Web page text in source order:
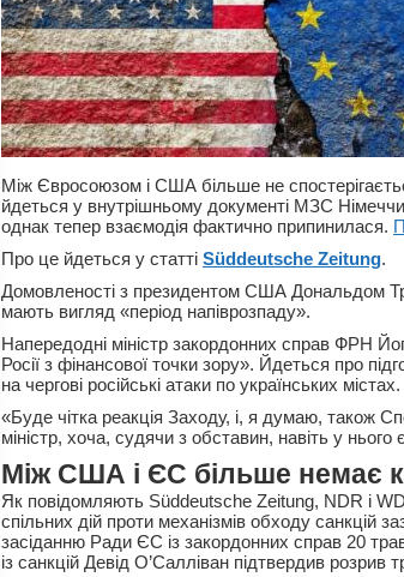
Між Євросоюзом і США більше не
йдеться у внутрішньому документі МЗС
однак тепер взаємодія фактично припинилася.
Про це йдеться у статті Süddeutsche Zeitung.
Домовленості з президентом США Дональдом
мають вигляд «період напіврозпаду».
Напередодні міністр закордонних справ ФРН
Росії з фінансової точки зору». Йдеться про
на чергові російські атаки по українських містах.
«Буде чітка реакція Заходу, і, я думаю, також
міністр, хоча, судячи з обставин, навіть у
Між США і ЄС більше немає
Як повідомляють Süddeutsche Zeitung, NDR і
спільних дій проти механізмів обходу санкцій
засіданню Ради ЄС із закордонних справ 20
із санкцій Девід О’Салліван підтвердив розрив